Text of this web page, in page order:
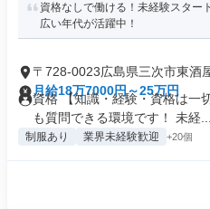
資格なしで働ける！未経験スター
広い年代が活躍中！
〒728-0023広島県三次市東酒
月給18万7000円～25万円
資格 【知識・経験・資格は一
も質問できる環境です！ 未経...
制服あり 業界未経験歓迎 +20個